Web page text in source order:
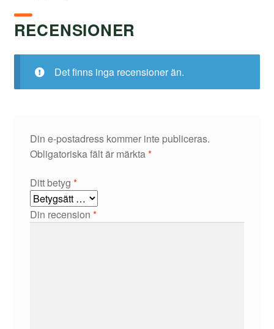
RECENSIONER
Det finns inga recensioner än.
Din e-postadress kommer inte publiceras.
Obligatoriska fält är märkta*
Ditt betyg *
Din recension *